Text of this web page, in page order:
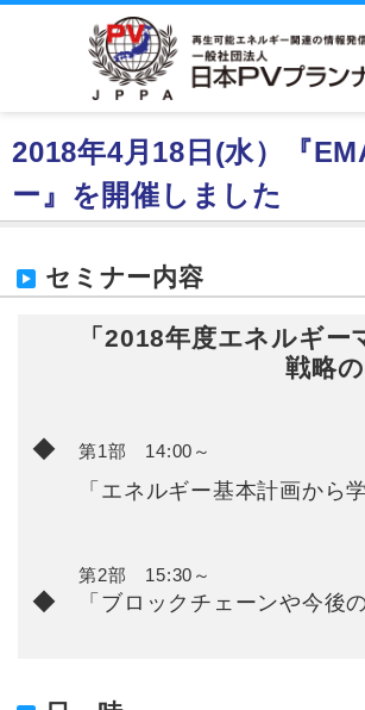
2018年4月18日(水）『
ー』を開催しました
セミナー内容
「2018年度エネルギー
戦略のポイン
◆ 第1部 14:00～
「エネルギー基本計画から
◆
第2部 15:30～
「ブロックチェーンや今後